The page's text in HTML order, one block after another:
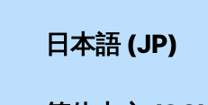
日本語 (JP)